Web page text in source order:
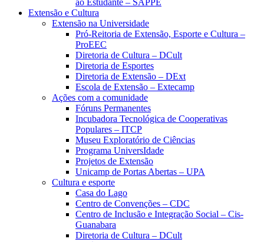
ao Estudante – SAPPE
Extensão e Cultura
Extensão na Universidade
Pró-Reitoria de Extensão, Esporte e Cultura –
ProEEC
Diretoria de Cultura – DCult
Diretoria de Esportes
Diretoria de Extensão – DExt
Escola de Extensão – Extecamp
Ações com a comunidade
Fóruns Permanentes
Incubadora Tecnológica de Cooperativas
Populares – ITCP
Museu Exploratório de Ciências
Programa UniversIdade
Projetos de Extensão
Unicamp de Portas Abertas – UPA
Cultura e esporte
Casa do Lago
Centro de Convenções – CDC
Centro de Inclusão e Integração Social – Cis-
Guanabara
Diretoria de Cultura – DCult